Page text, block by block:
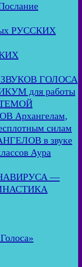
РУССКИХ
ГОЛОСА
для работы
Архангелам,
силам
в звуке
Аура
—